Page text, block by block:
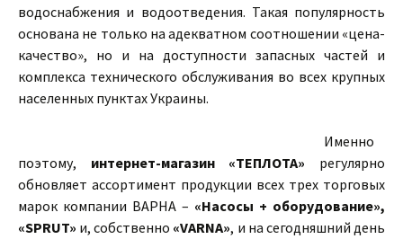
водоснабжения и водоотведения. Такая популярность
основана не только на адекватном соотношении «цена-
качество», но и на доступности запасных частей и
комплекса технического обслуживания во всех крупных
населенных пунктах Украины.
Именно
поэтому, интернет-магазин «ТЕПЛОТА» регулярно
обновляет ассортимент продукции всех трех торговых
марок компании ВАРНА – «Насосы + оборудование»,
«SPRUT» и, собственно «VARNA», и на сегодняшний день